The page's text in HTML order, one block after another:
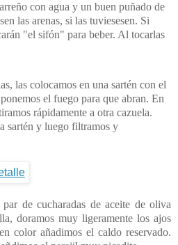
con agua y un buen puñado de
las arenas, si las tuviesesen. Si
"el sifón" para beber. Al tocarlas
las colocamos en una sartén con el
el fuego para que abran. En
rápidamente a otra cazuela.
sartén y luego filtramos y
de cucharadas de aceite de oliva
doramos muy ligeramente los ajos
color añadimos el caldo reservado.